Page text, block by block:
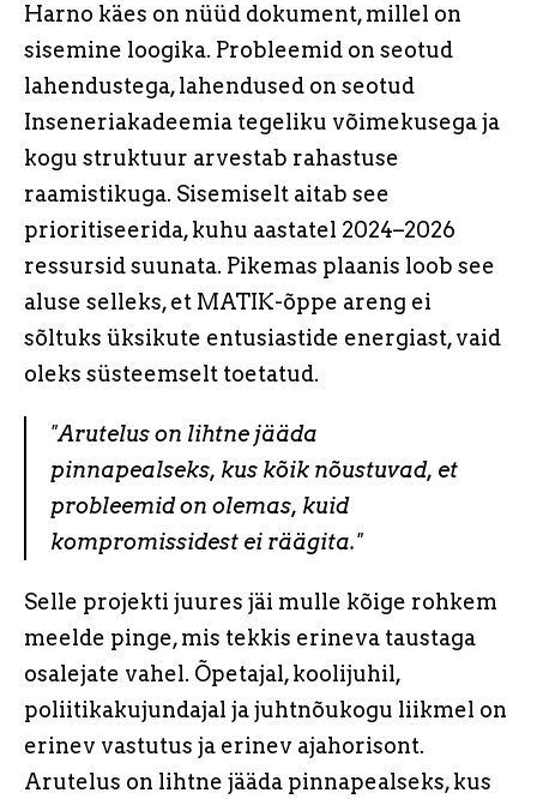
Harno käes on nüüd dokument, millel on
sisemine loogika. Probleemid on seotud
lahendustega, lahendused on seotud
Inseneriakadeemia tegeliku võimekusega ja
kogu struktuur arvestab rahastuse
raamistikuga. Sisemiselt aitab see
prioritiseerida, kuhu aastatel 2024–2026
ressursid suunata. Pikemas plaanis loob see
aluse selleks, et MATIK-õppe areng ei
sõltuks üksikute entusiastide energiast, vaid
oleks süsteemselt toetatud.
"Arutelus on lihtne jääda
pinnapealseks, kus kõik nõustuvad, et
probleemid on olemas, kuid
kompromissidest ei räägita."
Selle projekti juures jäi mulle kõige rohkem
meelde pinge, mis tekkis erineva taustaga
osalejate vahel. Õpetajal, koolijuhil,
poliitikakujundajal ja juhtnõukogu liikmel on
erinev vastutus ja erinev ajahorisont.
Arutelus on lihtne jääda pinnapealseks, kus